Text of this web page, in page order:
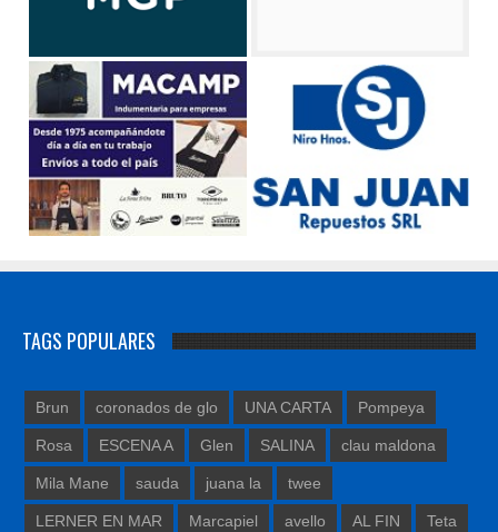
TAGS POPULARES
Brun coronados de glo UNA CARTA Pompeya
Rosa ESCENA A Glen SALINA clau maldona
Mila Mane sauda juana la twee
LERNER EN MAR Marcapiel avello AL FIN Teta